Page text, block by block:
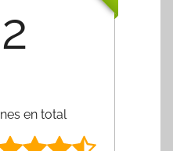
en total